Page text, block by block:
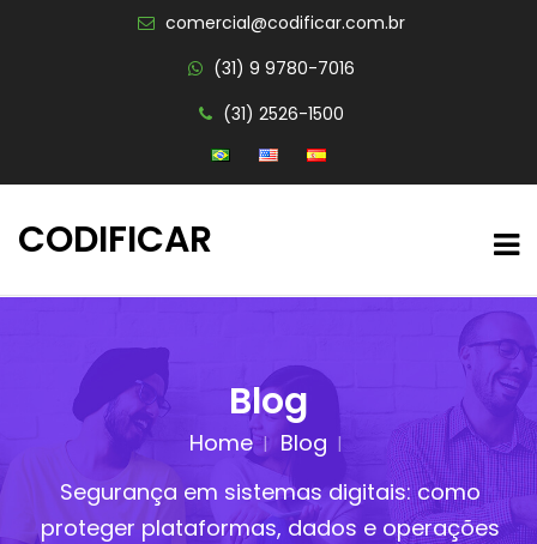
comercial@codificar.com.br
(31) 9 9780-7016
(31) 2526-1500
CODIFICAR
Blog
Home
Blog
Segurança em sistemas digitais: como
proteger plataformas, dados e operações